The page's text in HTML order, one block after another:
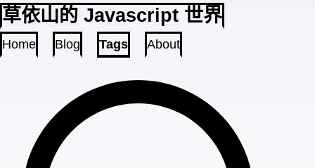
草依山的 Javascript 世界
Home Blog Tags About